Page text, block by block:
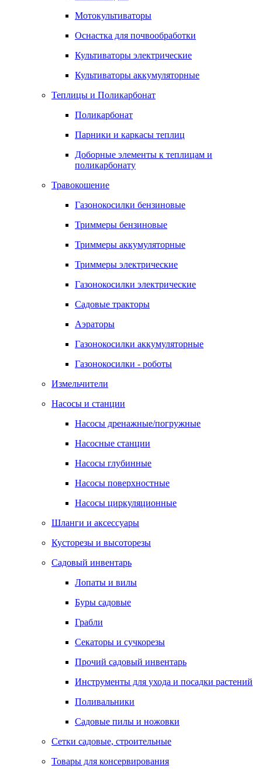
Мотокультиваторы
Оснастка для почвообработки
Культиваторы электрические
Культиваторы аккумуляторные
Теплицы и Поликарбонат
Поликарбонат
Парники и каркасы теплиц
Доборные элементы к теплицам и
поликарбонату
Травокошение
Газонокосилки бензиновые
Триммеры бензиновые
Триммеры аккумуляторные
Триммеры электрические
Газонокосилки электрические
Садовые тракторы
Аэраторы
Газонокосилки аккумуляторные
Газонокосилки - роботы
Измельчители
Насосы и станции
Насосы дренажные/погружные
Насосные станции
Насосы глубинные
Насосы поверхностные
Насосы циркуляционные
Шланги и аксессуары
Кусторезы и высоторезы
Садовый инвентарь
Лопаты и вилы
Буры садовые
Грабли
Секаторы и сучкорезы
Прочий садовый инвентарь
Инструменты для ухода и посадки растений
Поливальники
Садовые пилы и ножовки
Сетки садовые, строительные
Товары для консервирования